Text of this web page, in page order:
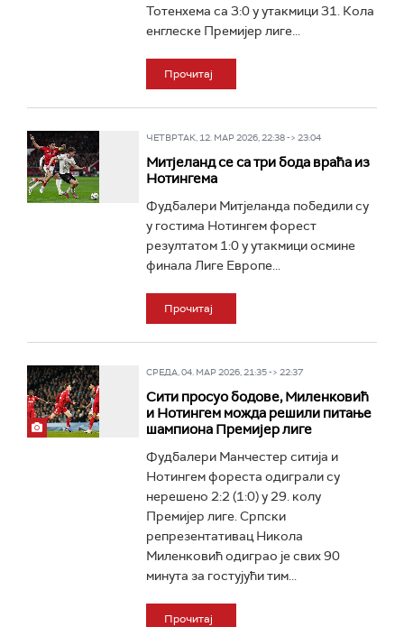
Тотенхема са 3:0 у утакмици 31. Кола
енглеске Премијер лиге...
Прочитај
ЧЕТВРТАК, 12. МАР 2026, 22:38 -> 23:04
Митјеланд се са три бода враћа из
Нотингема
Фудбалери Митјеланда победили су
у гостима Нотингем форест
резултатом 1:0 у утакмици осмине
финала Лиге Европе...
Прочитај
СРЕДА, 04. МАР 2026, 21:35 -> 22:37
Сити просуо бодове, Миленковић
и Нотингем можда решили питање
шампиона Премијер лиге
Фудбалери Манчестер ситија и
Нотингем фореста одиграли су
нерешено 2:2 (1:0) у 29. колу
Премијер лиге. Српски
репрезентативац Никола
Миленковић одиграо је свих 90
минута за гостујући тим...
Прочитај